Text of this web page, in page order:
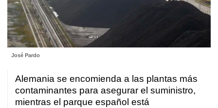
José Pardo
Alemania se encomienda a las plantas más
contaminantes para asegurar el suministro,
mientras el parque español está